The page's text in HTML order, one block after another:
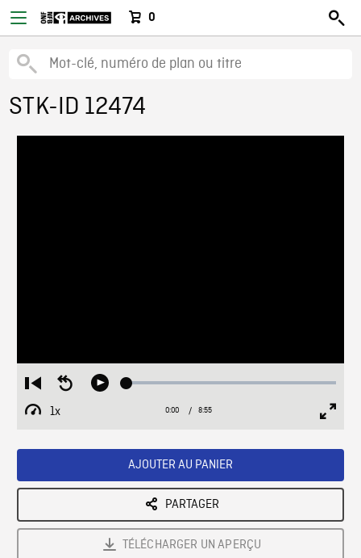
0
STK-ID 12474
Restart
from
beginning
Seek
Play Loaded:
1x
Playback
Current
0:00 / Duration
8:55
AJOUTER AU PANIER
PARTAGER
TÉLÉCHARGER UN APERÇU